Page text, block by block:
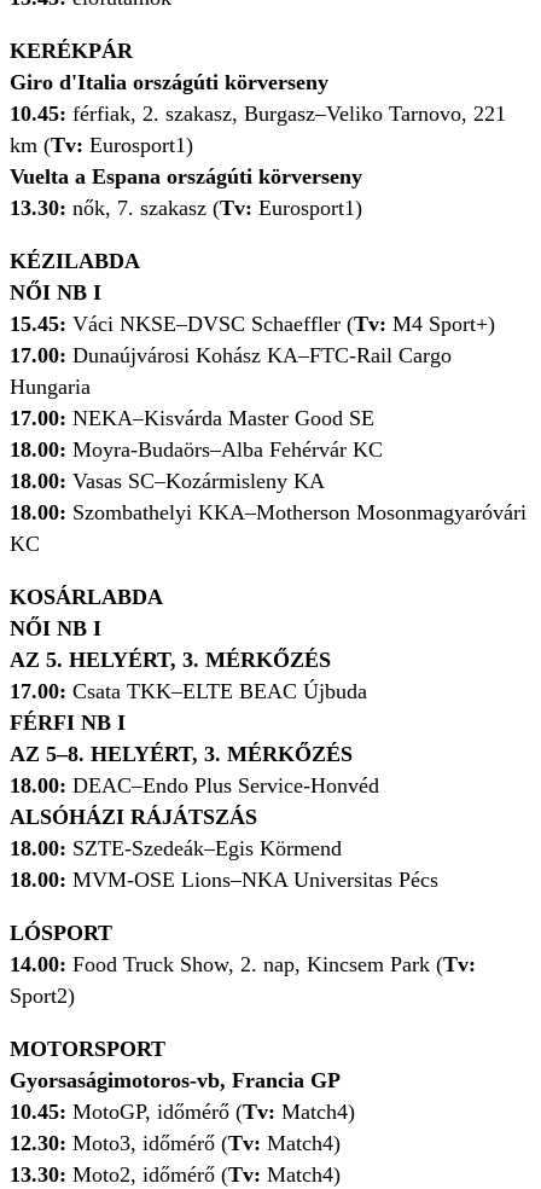
KERÉKPÁR
Giro d'Italia országúti körverseny
10.45: férfiak, 2. szakasz, Burgasz–Veliko Tarnovo, 221
km (Tv: Eurosport1)
Vuelta a Espana országúti körverseny
13.30: nők, 7. szakasz (Tv: Eurosport1)
KÉZILABDA
NŐI NB I
15.45: Váci NKSE–DVSC Schaeffler (Tv: M4 Sport+)
17.00: Dunaújvárosi Kohász KA–FTC-Rail Cargo
Hungaria
17.00: NEKA–Kisvárda Master Good SE
18.00: Moyra-Budaörs–Alba Fehérvár KC
18.00: Vasas SC–Kozármisleny KA
18.00: Szombathelyi KKA–Motherson Mosonmagyaróvári
KC
KOSÁRLABDA
NŐI NB I
AZ 5. HELYÉRT, 3. MÉRKŐZÉS
17.00: Csata TKK–ELTE BEAC Újbuda
FÉRFI NB I
AZ 5–8. HELYÉRT, 3. MÉRKŐZÉS
18.00: DEAC–Endo Plus Service-Honvéd
ALSÓHÁZI RÁJÁTSZÁS
18.00: SZTE-Szedeák–Egis Körmend
18.00: MVM-OSE Lions–NKA Universitas Pécs
LÓSPORT
14.00: Food Truck Show, 2. nap, Kincsem Park (Tv:
Sport2)
MOTORSPORT
Gyorsaságimotoros-vb, Francia GP
10.45: MotoGP, időmérő (Tv: Match4)
12.30: Moto3, időmérő (Tv: Match4)
13.30: Moto2, időmérő (Tv: Match4)